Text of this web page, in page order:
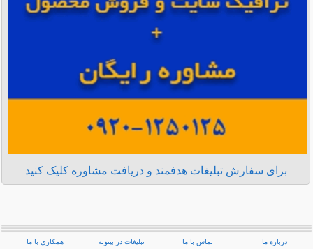
برای سفارش تبلیغات هدفمند و دریافت مشاوره کلیک کنید
درباره ما تماس با ما تبلیغات در بیتوته همکاری با ما